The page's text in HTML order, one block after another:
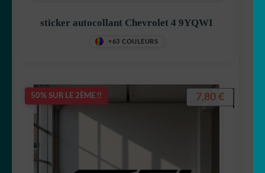
sticker autocollant Chevrolet 4 9YQWI
+63 COULEURS
50% SUR LE 2ÈME !! 7,80 €